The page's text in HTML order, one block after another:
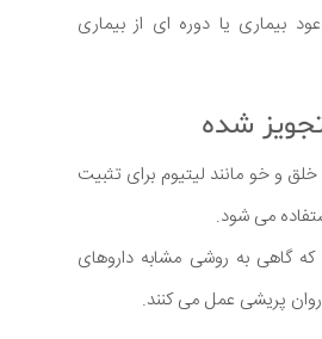
بیماری یا دوره ای از بیماری
و خو مانند لیتیوم برای تثبیت
می شود.
گاهی به روشی مشابه داروهای
پریشی عمل می کنند.